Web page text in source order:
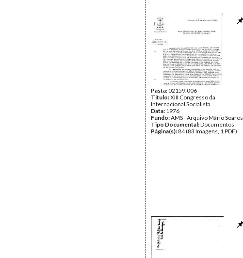
Pasta:02159.006
Título:XIII Congresso da
Internacional Socialista.
Data: 1976
Fundo:AMS - Arquivo Mário Soares
Tipo Documental:Documentos
Página(s): 84 (83 Imagens, 1 PDF)